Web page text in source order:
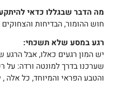
מה הדבר שבגללו כדאי
חוש ההומור, הבדיחות והצחוקים
רגע במסע שלא תשכחי:
יש המון רגעים כאלו, אבל
שערכנו בדרך למונטה ורדה: על
והטבע הפראי והמיוחד, כל אלה ,